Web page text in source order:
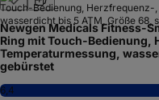
Newgen Medicals Fitness-
Ring mit Touch-Bedienung,
Temperaturmessung,
gebürstet
6,4